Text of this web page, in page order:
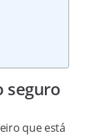
seguro
que está